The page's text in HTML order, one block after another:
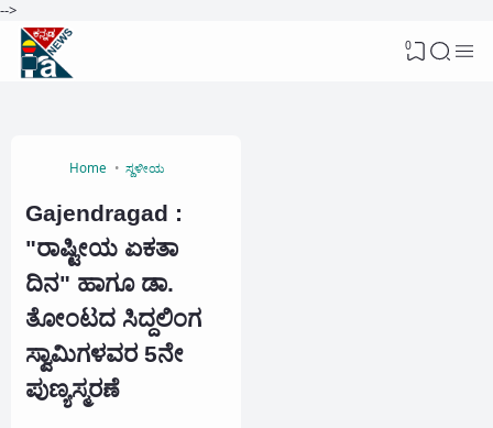
-->
0
Home ಸ್ಥಳೀಯ
Gajendragad :
"ರಾಷ್ಟೀಯ ಏಕತಾ
ದಿನ" ಹಾಗೂ ಡಾ.
ತೋಂಟದ ಸಿದ್ದಲಿಂಗ
ಸ್ವಾಮಿಗಳವರ 5ನೇ
ಪುಣ್ಯಸ್ಮರಣೆ